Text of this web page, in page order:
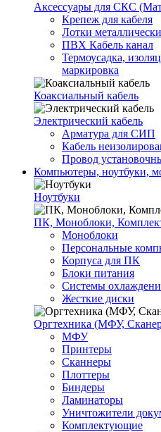
Аксессуары для СКС
Крепеж для кабеля
Лотки
ПВХ Кабель канал
Термоусадка,
маркировка
Коаксиальный кабель
Электрический кабель
Арматура для СИП
Кабель
Провод
Компьютеры, ноутбуки,
Ноутбуки
ПК, Моноблоки,
Моноблоки
Персональные
Корпуса для ПК
Блоки питания
Системы
Жесткие диски
Оргтехника (МФУ,
МФУ
Принтеры
Сканнеры
Плоттеры
Биндеры
Ламинаторы
Уничтожители
Комплектующие